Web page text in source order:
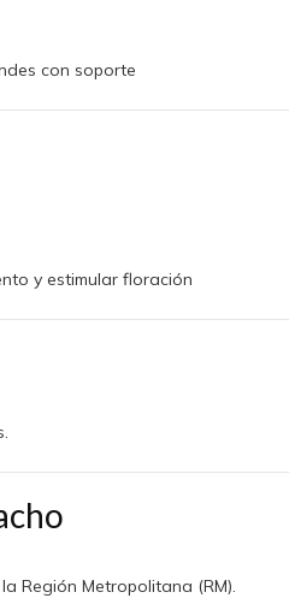
con soporte
y estimular floración
Región Metropolitana (RM).